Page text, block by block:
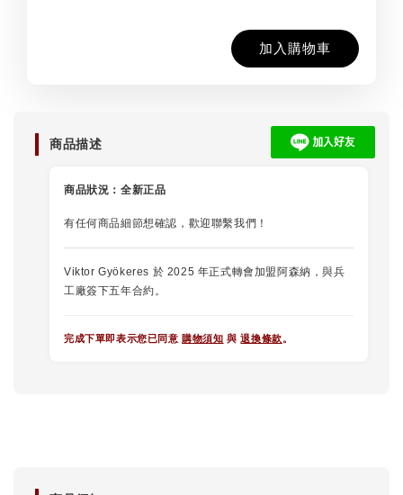
加入購物車
商品描述
商品狀況： 全新正品
有任何商品細節想確認，歡迎聯繫我們！
Viktor Gyökeres 於 2025 年正式轉會加盟阿森納，與兵
工廠簽下五年合約。
完成下單即表示您已同意 購物須知 與退換條款。